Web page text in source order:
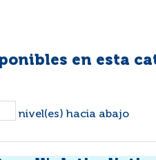
en esta
nivel(es) hacia abajo